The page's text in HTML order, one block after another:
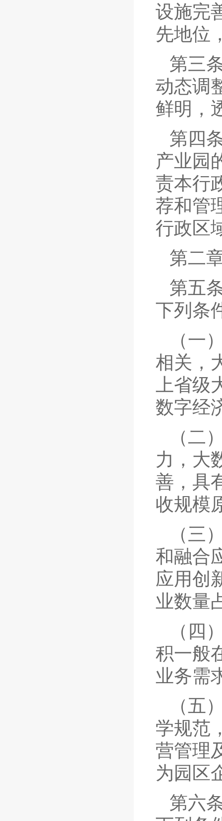
设施完
先地位
第三
动态调
鲜明，
第四
产业园
责本行
荐和管
行政区
第二
第五
下列条
（一
相关，
上省
数字经
（二
力，大
善，具
收规模
（三
和融合
应用创
业数量
（四
积一般
业务需
（五
学规范
营管理
为园区
第六